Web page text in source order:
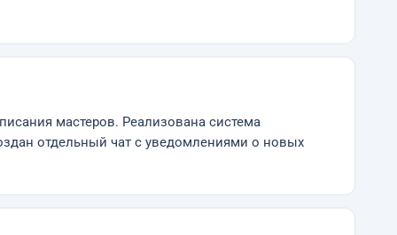
мастеров. Реализована система
отдельный чат с уведомлениями о новых